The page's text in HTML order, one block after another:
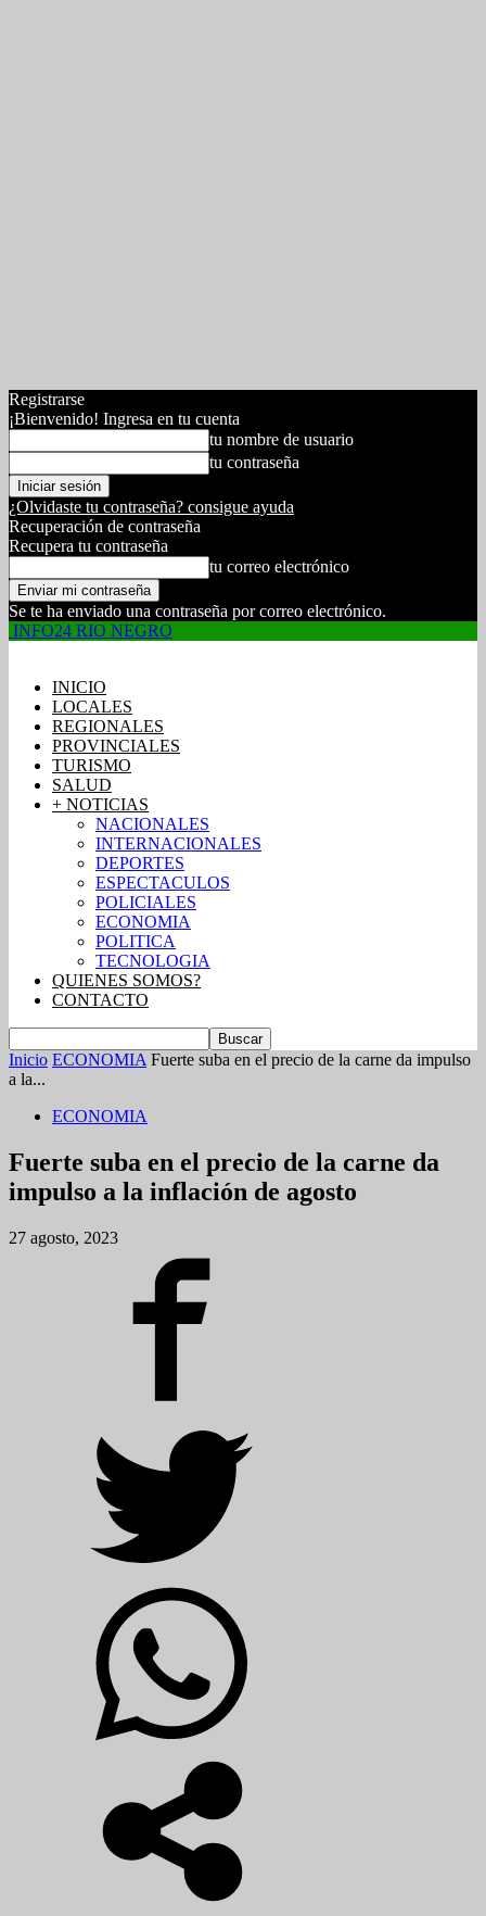
Registrarse
¡Bienvenido! Ingresa en tu cuenta
tu nombre de usuario
tu contraseña
¿Olvidaste tu contraseña? consigue ayuda
Recuperación de contraseña
Recupera tu contraseña
tu correo electrónico
Se te ha enviado una contraseña por correo electrónico.
INFO24 RIO NEGRO
INICIO
LOCALES
REGIONALES
PROVINCIALES
TURISMO
SALUD
+ NOTICIAS
NACIONALES
INTERNACIONALES
DEPORTES
ESPECTACULOS
POLICIALES
ECONOMIA
POLITICA
TECNOLOGIA
QUIENES SOMOS?
CONTACTO
Inicio ECONOMIA Fuerte suba en el precio de la carne da impulso
a la...
ECONOMIA
Fuerte suba en el precio de la carne da
impulso a la inflación de agosto
27 agosto, 2023